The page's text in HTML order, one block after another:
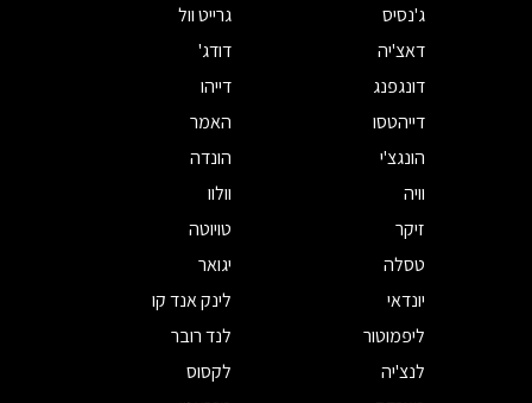
ג'נסיס
גרייט וול
דאצ'יה
דודג'
דונגפנג
דייהו
דייהטסו
האמר
הונגצ'י
הונדה
וויה
וולוו
זיקר
טויוטה
טסלה
יגואר
יונדאי
לינק אנד קו
ליפמוטור
לנד רובר
לנצ'יה
לקסוס